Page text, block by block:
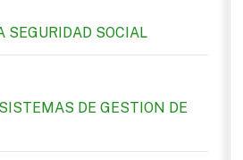
SEGURIDAD SOCIAL
DE GESTION DE